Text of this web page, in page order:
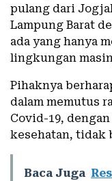
pulang dari
Lampung Barat
ada yang hanya
lingkungan
Pihaknya
dalam memutus
Covid-19,
kesehatan, tidak
Baca Juga